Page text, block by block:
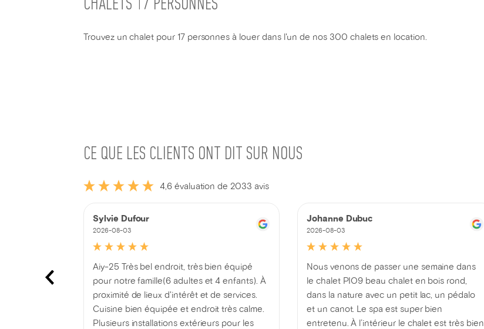
CHALETS 17 PERSONNES
Trouvez un chalet pour 17 personnes à louer dans l'un de nos 300 chalets en location.
CE QUE LES CLIENTS ONT DIT SUR NOUS
4,6 évaluation de 2033 avis
Sylvie Dufour
2026-08-03
Aiy-25 Très bel endroit, très bien équipé
pour notre famille(6 adultes et 4 enfants). À
proximité de lieux d'intérêt et de services.
Cuisine bien équipée et endroit très calme.
Plusieurs installations extérieurs pour les
Johanne Dubuc
2026-08-03
Nous venons de passer une semaine dans
le chalet PIO9 beau chalet en bois rond,
dans la nature avec un petit lac, un pédalo
et un canot. Le spa est super bien
entretenu. À l’intérieur le chalet est très bien